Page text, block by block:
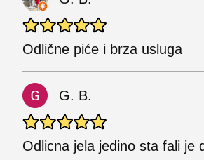
Odlične piće i brza usluga
G. B.
Odlicna jela jedino sta fali je